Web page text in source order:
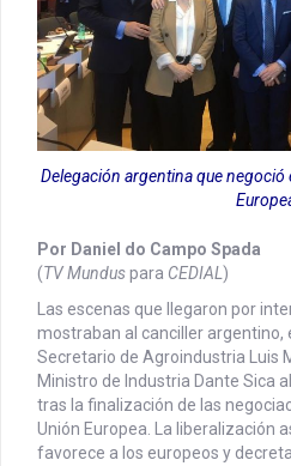
Delegación argentina que
Por Daniel do Campo Spada
(TV Munduspara CEDIAL )
Las escenas que llegaron por
mostraban al canciller argentino,
Secretario de Agroindustria Luis
Ministro de Industria Dante Sica
tras la finalización de las
Unión Europea. La liberalización
favorece a los europeos y